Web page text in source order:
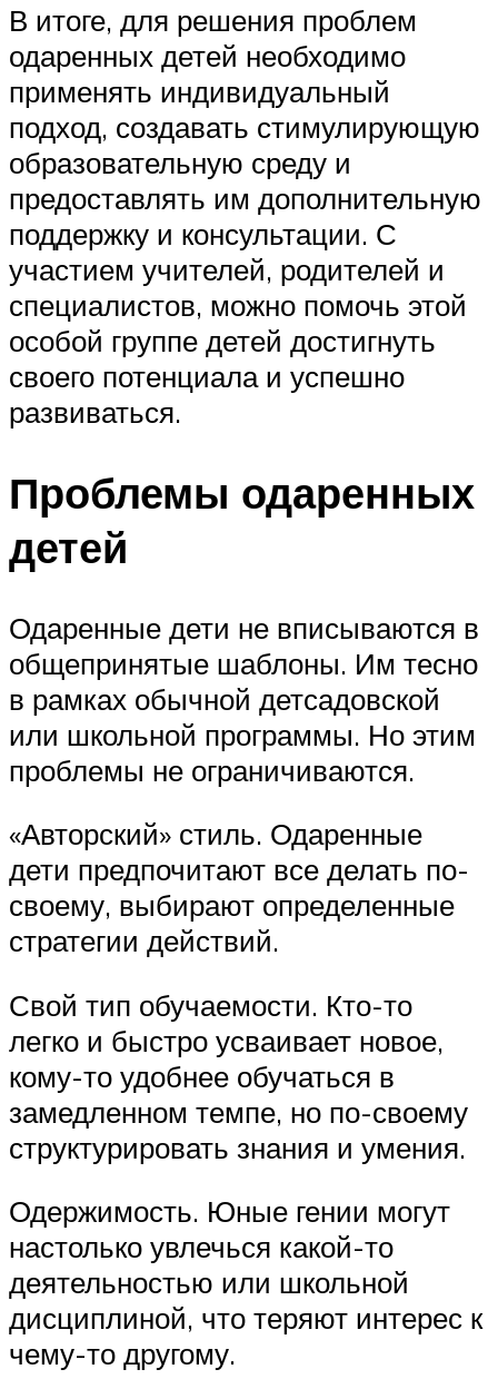
В итоге, для решения проблем
одаренных детей необходимо
применять индивидуальный
подход, создавать стимулирующую
образовательную среду и
предоставлять им дополнительную
поддержку и консультации. С
участием учителей, родителей и
специалистов, можно помочь этой
особой группе детей достигнуть
своего потенциала и успешно
развиваться.
Проблемы одаренных
детей
Одаренные дети не вписываются в
общепринятые шаблоны. Им тесно
в рамках обычной детсадовской
или школьной программы. Но этим
проблемы не ограничиваются.
«Авторский» стиль. Одаренные
дети предпочитают все делать по-
своему, выбирают определенные
стратегии действий.
Свой тип обучаемости. Кто-то
легко и быстро усваивает новое,
кому-то удобнее обучаться в
замедленном темпе, но по-своему
структурировать знания и умения.
Одержимость. Юные гении могут
настолько увлечься какой-то
деятельностью или школьной
дисциплиной, что теряют интерес к
чему-то другому.